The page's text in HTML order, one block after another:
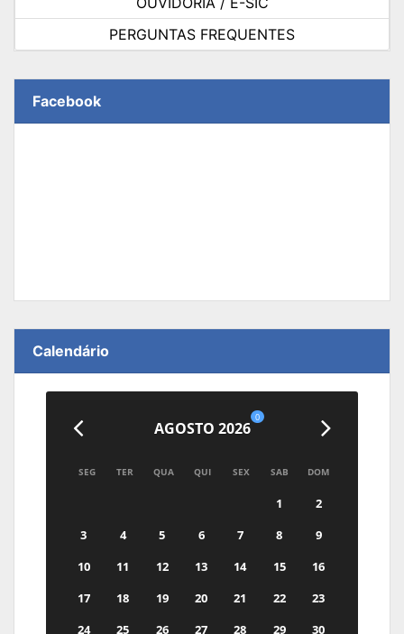
PERGUNTAS FREQUENTES
Facebook
Calendário
AGOSTO 2026
0
SEG TER QUA QUI SEX SAB DOM
1
2
3
4 5 6 7 8
9
10
11 12 13 14 15
16
17
18 19 20 21 22
23
24
25 26 27 28 29
30